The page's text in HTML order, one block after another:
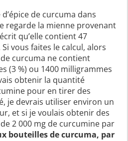
de curcuma dans
regarde la mienne provenant
qu’elle contient 47
vous faites le calcul, alors
curcuma ne contient
(3 %) ou 1400 milligrammes
obtenir la quantité
pour en tirer des
je devrais utiliser environ un
et si je voulais obtenir des
2 000 mg de curcumine par
bouteilles de curcuma, par